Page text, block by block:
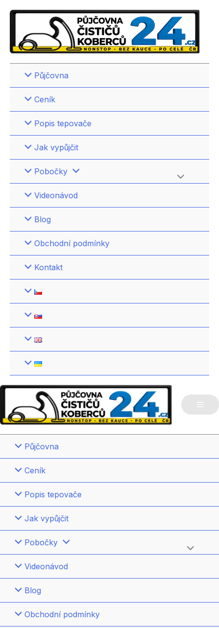
Půjčovna
Ceník
Popis tepovače
Jak vypůjčit
Pobočky
Přepínač
Videonávod
Blog
Obchodní podmínky
Kontakt
Půjčovna
Ceník
Popis tepovače
Jak vypůjčit
Pobočky
Přepínač
Videonávod
Blog
Obchodní podmínky